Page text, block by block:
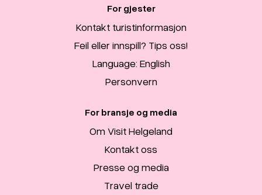
For gjester
Kontakt turistinformasjon
Feil eller innspill? Tips oss!
Language: English
Personvern
For bransje og media
Om Visit Helgeland
Kontakt oss
Presse og media
Travel trade